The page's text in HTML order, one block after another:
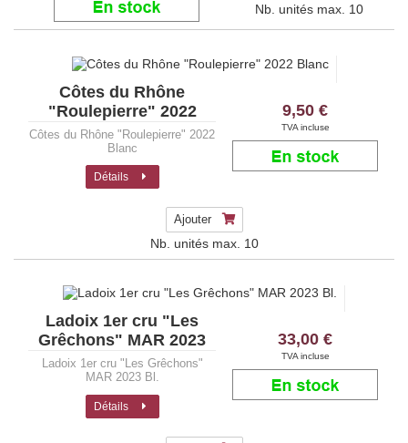
Nb. unités max. 10
Côtes du Rhône
"Roulepierre" 2022
Blanc
Côtes du Rhône "Roulepierre" 2022
Blanc
Détails
9,50 €
TVA incluse
Ajouter
Nb. unités max. 10
Ladoix 1er cru "Les
Grêchons" MAR 2023
Bl.
Ladoix 1er cru "Les Grêchons"
MAR 2023 Bl.
Détails
33,00 €
TVA incluse